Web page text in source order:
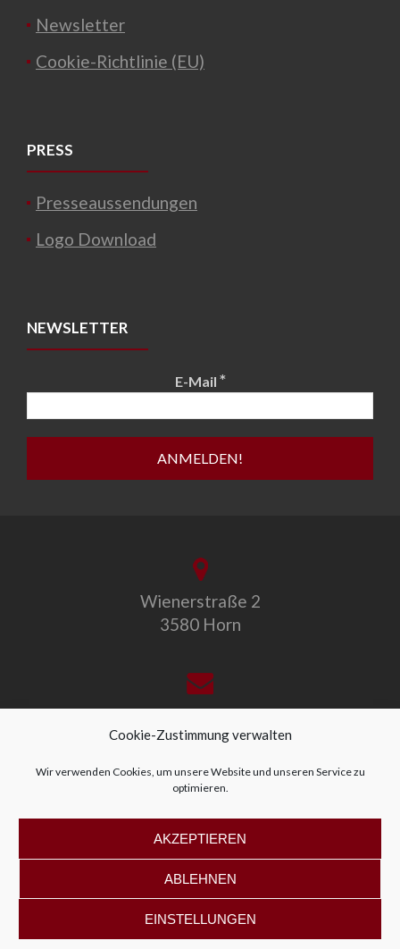
Cookie-Zustimmung verwalten
Wir verwenden Cookies, um unsere Website und unseren Service zu
optimieren.
AKZEPTIEREN
ABLEHNEN
EINSTELLUNGEN
Newsletter
Cookie-Richtlinie (EU)
PRESS
Presseaussendungen
Logo Download
NEWSLETTER
E-Mail *
Wienerstraße 2
3580 Horn
office@allegro-vivo.at